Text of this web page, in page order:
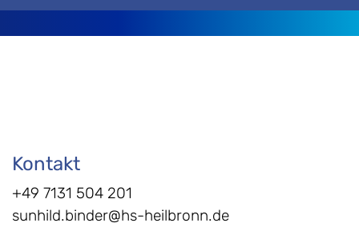
Kontakt
+49 7131 504 201
sunhild.binder@hs-heilbronn.de